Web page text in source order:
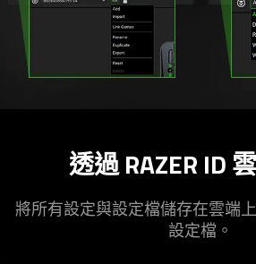
透過 RAZER ID
將所有設定與設定檔儲存在雲端
設定檔 。